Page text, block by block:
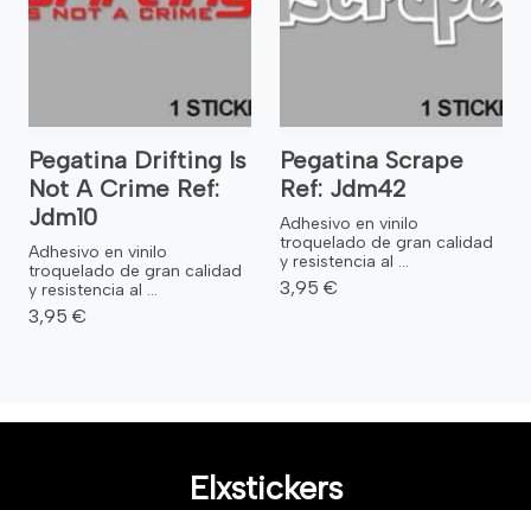
Pegatina Drifting Is
Not A Crime Ref:
Jdm10
Adhesivo en vinilo
troquelado de gran calidad
y resistencia al ...
3,95 €
Pegatina Scrape
Ref: Jdm42
Adhesivo en vinilo
troquelado de gran calidad
y resistencia al ...
3,95 €
Elxstickers